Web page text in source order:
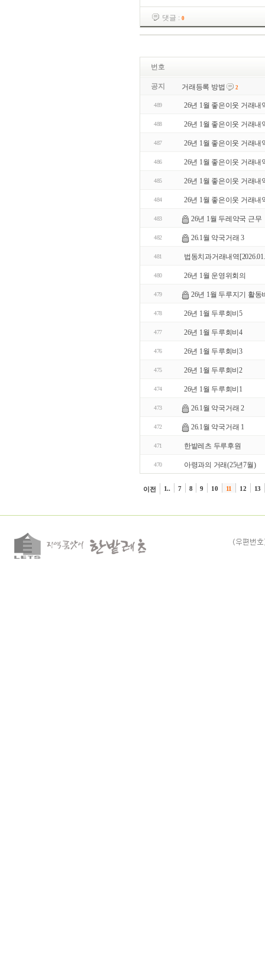
댓글 : 0
번호
공지 거래등록 방법 2
489 26년 1월 좋은이웃 거래내
488 26년 1월 좋은이웃 거래내
487 26년 1월 좋은이웃 거래내
486 26년 1월 좋은이웃 거래내
485 26년 1월 좋은이웃 거래내
484 26년 1월 좋은이웃 거래내
483 26년 1월 두레약국 근무
482 26.1월 약국거래 3
481 법동치과거래내역
480 26년 1월 운영위회의
479 26년 1월 두루지기 활동
478 26년 1월 두루회비5
477 26년 1월 두루회비4
476 26년 1월 두루회비3
475 26년 1월 두루회비2
474 26년 1월 두루회비1
473 26.1월 약국거래 2
472 26.1월 약국거래 1
471 한밭레츠 두루후원
470 아령과의 거래(25년7월)
이전 1.. 7 8 9 10 11 12 13